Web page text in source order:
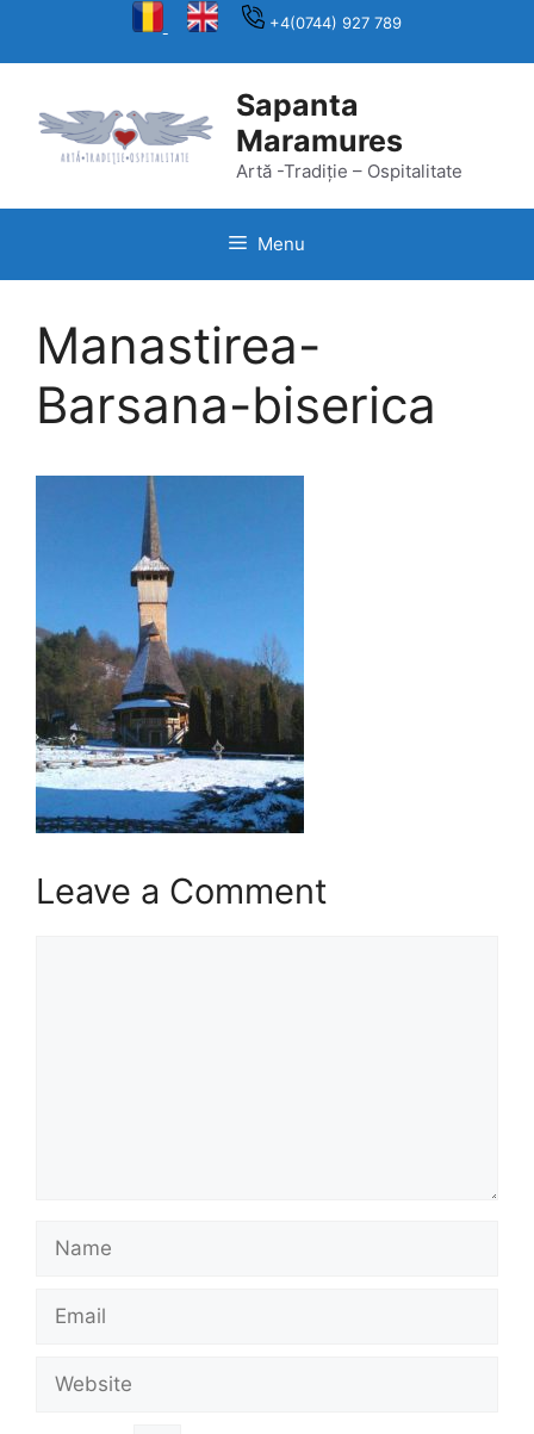
+4(0744) 927 789
Sapanta
Maramures
Artă -Tradiție – Ospitalitate
Menu
Manastirea-
Barsana-biserica
Leave a Comment
Name
Email
Website